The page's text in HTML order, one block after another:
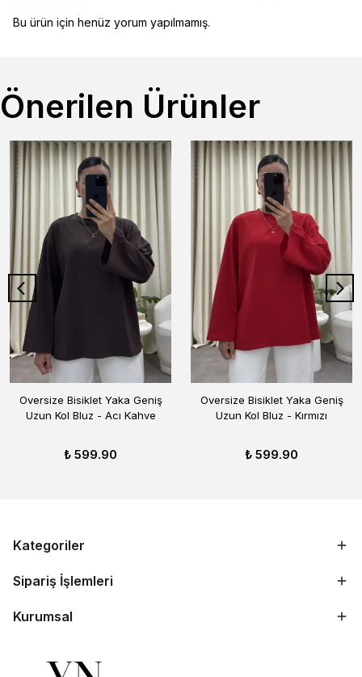
Bu ürün için henüz yorum yapılmamış.
Önerilen Ürünler
Oversize Bisiklet Yaka Geniş
Uzun Kol Bluz - Acı Kahve
₺ 599.90
Oversize Bisiklet Yaka Geniş
Uzun Kol Bluz - Kırmızı
₺ 599.90
Kategoriler
Sipariş İşlemleri
Kurumsal